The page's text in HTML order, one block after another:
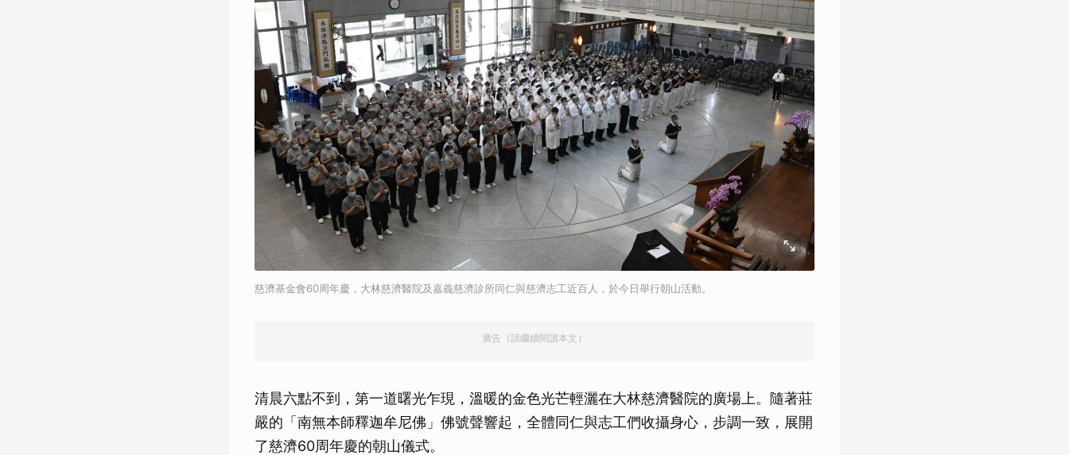
慈濟基金會60周年慶，大林慈濟醫院及嘉義慈濟診所同仁與慈濟志工近百人，於今日舉行朝山活動。
廣告（請繼續閱讀本文）
清晨六點不到，第一道曙光乍現，溫暖的金色光芒輕灑在大林慈濟醫院的廣場上。隨著莊
嚴的「南無本師釋迦牟尼佛」佛號聲響起，全體同仁與志工們收攝身心，步調一致，展開
了慈濟60周年慶的朝山儀式。